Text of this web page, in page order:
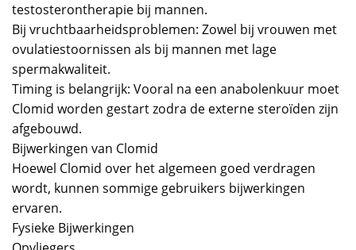
testosterontherapie bij mannen.
Bij vruchtbaarheidsproblemen: Zowel bij vrouwen met
ovulatiestoornissen als bij mannen met lage
spermakwaliteit.
Timing is belangrijk: Vooral na een anabolenkuur moet
Clomid worden gestart zodra de externe steroïden zijn
afgebouwd.
Bijwerkingen van Clomid
Hoewel Clomid over het algemeen goed verdragen
wordt, kunnen sommige gebruikers bijwerkingen
ervaren.
Fysieke Bijwerkingen